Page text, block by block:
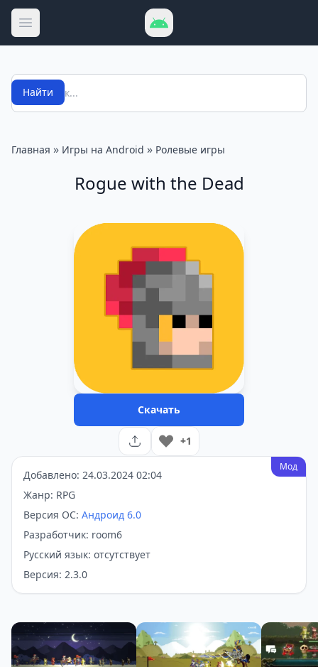
Открыть меню
Поиск
Найти
Главная » Игры на Android » Ролевые игры
Rogue with the Dead
Скачать
+1
Мод
Добавлено: 24.03.2024 02:04
Жанр: RPG
Версия ОС: Андроид 6.0
Разработчик: room6
Русский язык: отсутствует
Версия: 2.3.0